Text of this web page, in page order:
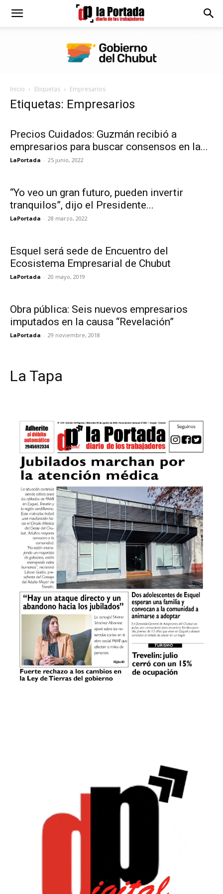
Diario
Portada
Inicio Etiquetas Empresarios
Etiquetas: Empresarios
Precios Cuidados: Guzmán recibió a
empresarios para buscar consensos en la...
LaPortada - 25 junio, 2022
“Yo veo un gran futuro, pueden invertir
tranquilos”, dijo el Presidente...
LaPortada - 28 marzo, 2022
Esquel será sede de Encuentro del
Ecosistema Empresarial de Chubut
LaPortada - 20 mayo, 2019
Obra pública: Seis nuevos empresarios
imputados en la causa “Revelación”
LaPortada - 29 noviembre, 2018
La Tapa